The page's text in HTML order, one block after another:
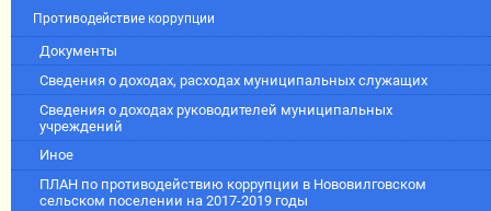
Противодействие коррупции
Документы
Сведения о доходах, расходах муниципальных служащих
Сведения о доходах руководителей муниципальных
учреждений
Иное
ПЛАН по противодействию коррупции в Нововилговском
сельском поселении на 2017-2019 годы